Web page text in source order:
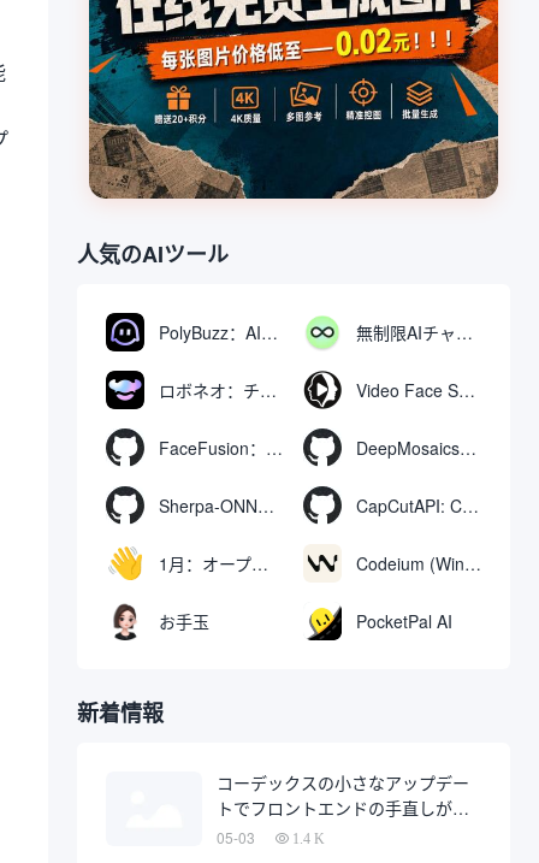
人気のAIツール
PolyBuzz：AIキャラクターと交流できる無料チャット＆ロールプレイングプラットフォーム 無制限AIチャット：無料無制限AIチャットツール
ロボネオ：チャットで動画や画像を生成・編集するAIツール Video Face Swap
FaceFusion：ビデオ顔交換強化ツール｜音声同期ビデオ口の動き DeepMosaics：画像やビデオからモザイクを自動的に除去したり、モザイクを追加したりする。
Sherpa-ONNX: ONNXRuntimeによるオフライン音声認識と合成 CapCutAPI: CapCutビデオクリップの自動制御用オープンソースツール
1月：オープンソースのオフラインAIアシスタント、ChatGPTの代替、ローカルAIモデルの実行またはクラウドAIへの接続 Codeium (Windsurf Editor): 無料のAIコード補完＆チャットツール。
お手玉 PocketPal AI
新着情報
コーデックスの小さなアップデー
トでフロントエンドの手直しが半
分になるかもしれない
05-03 1.4 K